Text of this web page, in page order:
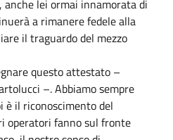
anche lei ormai innamorata di
a rimanere fedele alla
il traguardo del mezzo
questo attestato –
–. Abbiamo sempre
il riconoscimento del
operatori fanno sul fronte